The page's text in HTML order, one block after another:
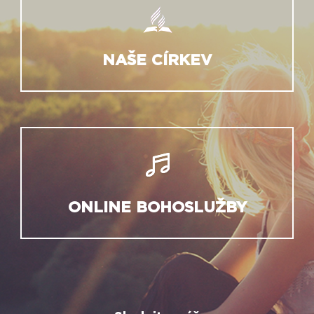
NAŠE CÍRKEV
ONLINE BOHOSLUŽBY